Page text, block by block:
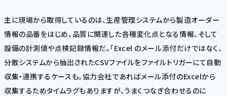
主に現場から取得しているのは、生産管理システムから製造オーダー
情報の品番をはじめ、品質に関連した各種変化点となる情報、そして
設備の計測値や点検記録情報だ。「Excel のメール添付だけではなく、
分散システムから抽出されたCSVファイルをファイルトリガーにて自動
収集・連携するケースも。協力会社であればメール添付のExcelから
収集するためタイムラグもありますが、うまくつなぎ合わせるのに